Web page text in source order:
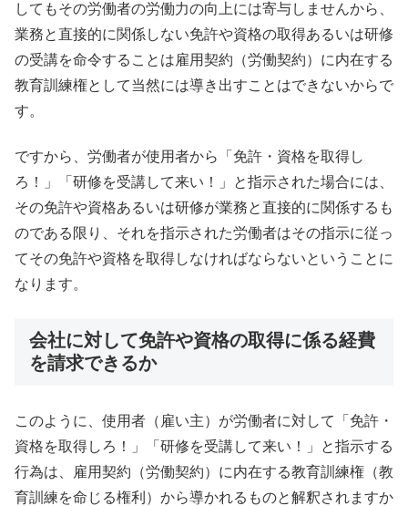
してもその労働者の労働力の向上には寄与しませんから、
業務と直接的に関係しない免許や資格の取得あるいは研修
の受講を命令することは雇用契約（労働契約）に内在する
教育訓練権として当然には導き出すことはできないからで
す。
ですから、労働者が使用者から「免許・資格を取得し
ろ！」「研修を受講して来い！」と指示された場合には、
その免許や資格あるいは研修が業務と直接的に関係するも
のである限り、それを指示された労働者はその指示に従っ
てその免許や資格を取得しなければならないということに
なります。
会社に対して免許や資格の取得に係る経費
を請求できるか
このように、使用者（雇い主）が労働者に対して「免許・
資格を取得しろ！」「研修を受講して来い！」と指示する
行為は、雇用契約（労働契約）に内在する教育訓練権（教
育訓練を命じる権利）から導かれるものと解釈されますか